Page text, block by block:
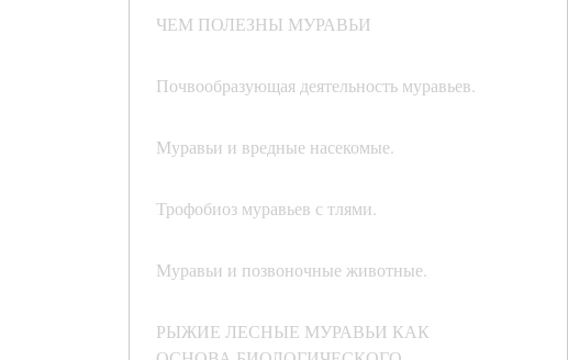
ЧЕМ ПОЛЕЗНЫ МУРАВЬИ
Почвообразующая деятельность муравьев.
Муравьи и вредные насекомые.
Трофобиоз муравьев с тлями.
Муравьи и позвоночные животные.
РЫЖИЕ ЛЕСНЫЕ МУРАВЬИ КАК